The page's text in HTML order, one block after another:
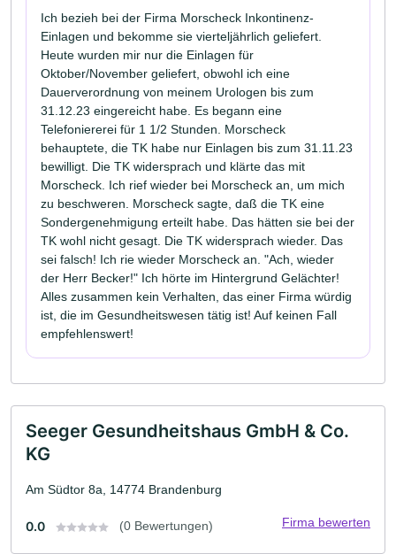
Ich bezieh bei der Firma Morscheck Inkontinenz-
Einlagen und bekomme sie vierteljährlich geliefert.
Heute wurden mir nur die Einlagen für
Oktober/November geliefert, obwohl ich eine
Dauerverordnung von meinem Urologen bis zum
31.12.23 eingereicht habe. Es begann eine
Telefoniererei für 1 1/2 Stunden. Morscheck
behauptete, die TK habe nur Einlagen bis zum 31.11.23
bewilligt. Die TK widersprach und klärte das mit
Morscheck. Ich rief wieder bei Morscheck an, um mich
zu beschweren. Morscheck sagte, daß die TK eine
Sondergenehmigung erteilt habe. Das hätten sie bei der
TK wohl nicht gesagt. Die TK widersprach wieder. Das
sei falsch! Ich rie wieder Morscheck an. "Ach, wieder
der Herr Becker!" Ich hörte im Hintergrund Gelächter!
Alles zusammen kein Verhalten, das einer Firma würdig
ist, die im Gesundheitswesen tätig ist! Auf keinen Fall
empfehlenswert!
Seeger Gesundheitshaus GmbH & Co.
KG
Am Südtor 8a, 14774 Brandenburg
0.0 (0 Bewertungen) Firma bewerten